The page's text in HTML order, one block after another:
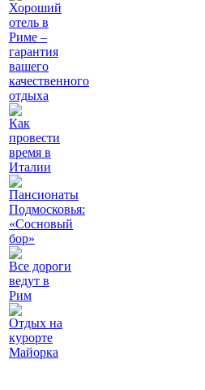
Хороший
отель в
Риме –
гарантия
вашего
качественного
отдыха
Как
провести
время в
Италии
Пансионаты
Подмосковья:
«Сосновый
бор»
Все дороги
ведут в
Рим
Отдых на
курорте
Майорка